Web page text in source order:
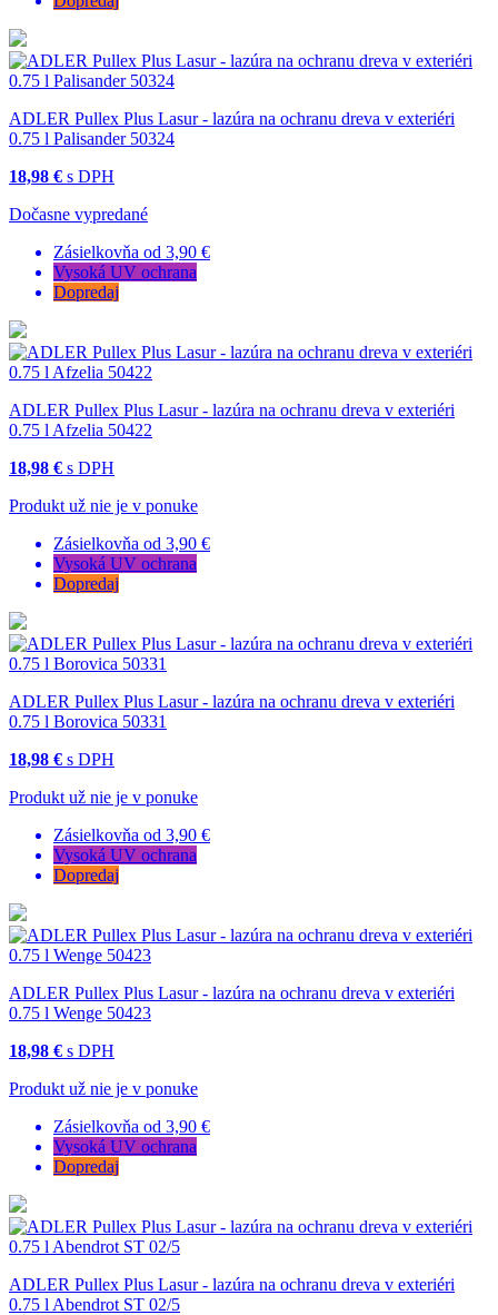
ADLER Pullex Plus Lasur - lazúra na ochranu dreva v exteriéri
0.75 l Palisander 50324
18,98 € s DPH
Dočasne vypredané
Zásielkovňa od 3,90 €
Vysoká UV ochrana
Dopredaj
ADLER Pullex Plus Lasur - lazúra na ochranu dreva v exteriéri
0.75 l Afzelia 50422
18,98 € s DPH
Produkt už nie je v ponuke
Zásielkovňa od 3,90 €
Vysoká UV ochrana
Dopredaj
ADLER Pullex Plus Lasur - lazúra na ochranu dreva v exteriéri
0.75 l Borovica 50331
18,98 € s DPH
Produkt už nie je v ponuke
Zásielkovňa od 3,90 €
Vysoká UV ochrana
Dopredaj
ADLER Pullex Plus Lasur - lazúra na ochranu dreva v exteriéri
0.75 l Wenge 50423
18,98 € s DPH
Produkt už nie je v ponuke
Zásielkovňa od 3,90 €
Vysoká UV ochrana
Dopredaj
ADLER Pullex Plus Lasur - lazúra na ochranu dreva v exteriéri
0.75 l Abendrot ST 02/5